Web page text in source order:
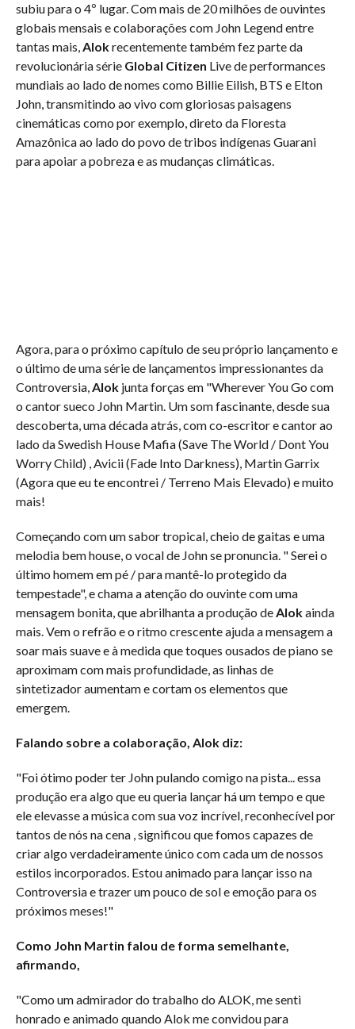
subiu para o 4º lugar. Com mais de 20 milhões de ouvintes
globais mensais e colaborações com John Legend entre
tantas mais,Alokrecentemente também fez parte da
revolucionária série Global Citizen Live de performances
mundiais ao lado de nomes como Billie Eilish, BTS e Elton
John, transmitindo ao vivo com gloriosas paisagens
cinemáticas como por exemplo, direto da Floresta
Amazônica ao lado do povo de tribos indígenas Guarani
para apoiar a pobreza e as mudanças climáticas.
Agora, para o próximo capítulo de seu próprio lançamento e
o último de uma série de lançamentos impressionantes da
Controversia,Alok junta forças em "Wherever You Go com
o cantor sueco John Martin. Um som fascinante, desde sua
descoberta, uma década atrás, com co-escritor e cantor ao
lado da Swedish House Mafia (Save The World / Dont You
Worry Child) , Avicii (Fade Into Darkness), Martin Garrix
(Agora que eu te encontrei / Terreno Mais Elevado) e muito
mais!
Começando com um sabor tropical, cheio de gaitas e uma
melodia bem house, o vocal de John se pronuncia. " Serei o
último homem em pé / para mantê-lo protegido da
tempestade", e chama a atenção do ouvinte com uma
mensagem bonita, que abrilhanta a produção deAlokainda
mais. Vem o refrão e o ritmo crescente ajuda a mensagem a
soar mais suave e à medida que toques ousados de piano se
aproximam com mais profundidade, as linhas de
sintetizador aumentam e cortam os elementos que
emergem.
Falando sobre a colaboração, Alok diz:
"Foi ótimo poder ter John pulando comigo na pista... essa
produção era algo que eu queria lançar há um tempo e que
ele elevasse a música com sua voz incrível, reconhecível por
tantos de nós na cena , significou que fomos capazes de
criar algo verdadeiramente único com cada um de nossos
estilos incorporados. Estou animado para lançar isso na
Controversia e trazer um pouco de sol e emoção para os
próximos meses!"
Como John Martin falou de forma semelhante,
afirmando,
"Como um admirador do trabalho do ALOK, me senti
honrado e animado quando Alok me convidou para